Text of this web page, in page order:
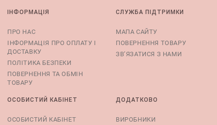
ІНФОРМАЦІЯ
ПРО НАС
ІНФОРМАЦІЯ ПРО ОПЛАТУ І
ДОСТАВКУ
ПОЛІТИКА БЕЗПЕКИ
ПОВЕРНЕННЯ ТА ОБМІН
ТОВАРУ
СЛУЖБА ПІДТРИМКИ
МАПА САЙТУ
ПОВЕРНЕННЯ ТОВАРУ
ЗВ’ЯЗАТИСЯ З НАМИ
ОСОБИСТИЙ КАБІНЕТ
ОСОБИСТИЙ КАБІНЕТ
ДОДАТКОВО
ВИРОБНИКИ